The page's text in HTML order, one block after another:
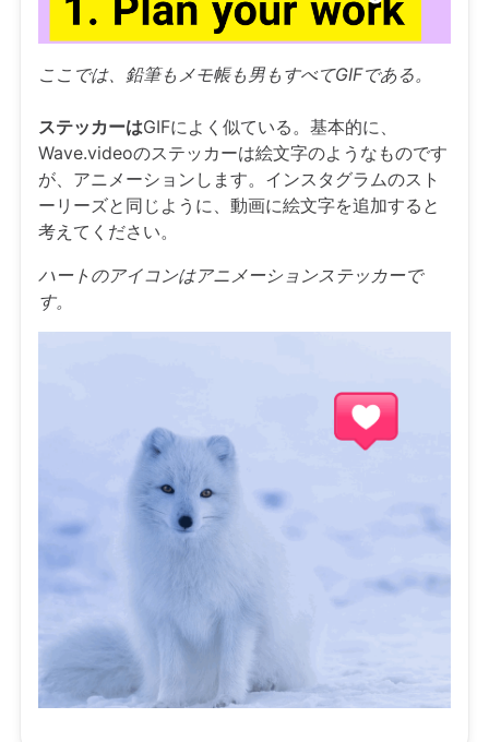
ここでは、鉛筆もメモ帳も男もすべてGIFである。
ステッカーはGIFによく似ている。基本的に、
Wave.videoのステッカーは絵文字のようなものです
が、アニメーションします。インスタグラムのスト
ーリーズと同じように、動画に絵文字を追加すると
考えてください。
ハートのアイコンはアニメーションステッカーで
す。